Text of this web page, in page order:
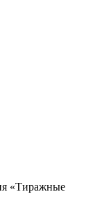
«Тиражные